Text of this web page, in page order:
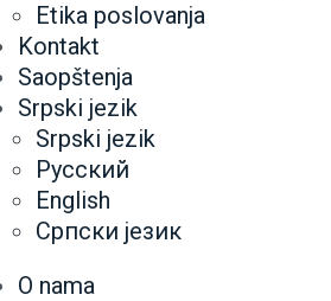
Etika poslovanja
Kontakt
Saopštenja
Srpski jezik
Srpski jezik
Русский
English
Српски језик
O nama